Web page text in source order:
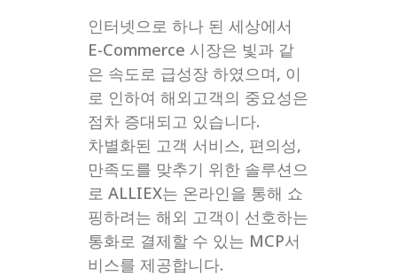
인터넷으로 하나 된 세상에서
E-Commerce 시장은 빛과 같
은 속도로 급성장 하였으며, 이
로 인하여 해외고객의 중요성은
점차 증대되고 있습니다.
차별화된 고객 서비스, 편의성,
만족도를 맞추기 위한 솔루션으
로 ALLIEX는 온라인을 통해 쇼
핑하려는 해외 고객이 선호하는
통화로 결제할 수 있는 MCP서
비스를 제공합니다.